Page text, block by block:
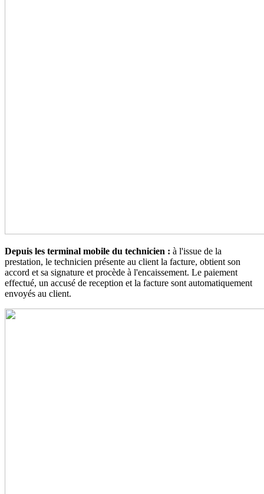
Depuis les terminal mobile du technicien : à l'issue de la
prestation, le technicien présente au client la facture, obtient son
accord et sa signature et procède à l'encaissement. Le paiement
effectué, un accusé de reception et la facture sont automatiquement
envoyés au client.